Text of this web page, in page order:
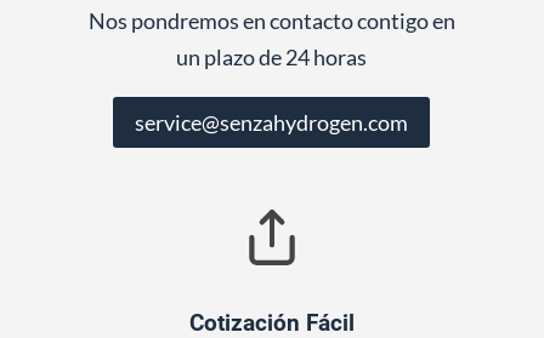
Nos pondremos en contacto contigo en
un plazo de 24 horas
service@senzahydrogen.com
Cotización Fácil